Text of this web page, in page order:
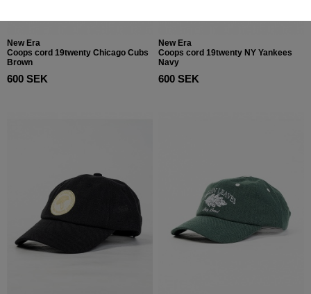
New Era
Coops cord 19twenty Chicago Cubs
Brown
600 SEK
New Era
Coops cord 19twenty NY Yankees
Navy
600 SEK